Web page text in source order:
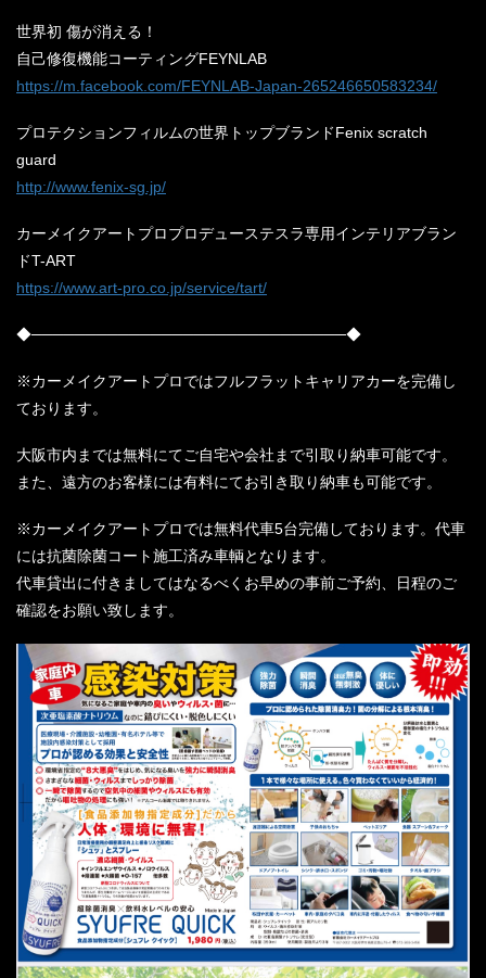
世界初 傷が消える！
自己修復機能コーティングFEYNLAB
https://m.facebook.com/FEYNLAB-Japan-265246650583234/
プロテクションフィルムの世界トップブランドFenix scratch
guard
http://www.fenix-sg.jp/
カーメイクアートプロプロデューステスラ専用インテリアブラン
ドT-ART
https://www.art-pro.co.jp/service/tart/
◆─────────────────────────────◆
※カーメイクアートプロではフルフラットキャリアカーを完備し
ております。
大阪市内までは無料にてご自宅や会社まで引取り納車可能です。
また、遠方のお客様には有料にてお引き取り納車も可能です。
※カーメイクアートプロでは無料代車5台完備しております。代車
には抗菌除菌コート施工済み車輌となります。
代車貸出に付きましてはなるべくお早めの事前ご予約、日程のご
確認をお願い致します。